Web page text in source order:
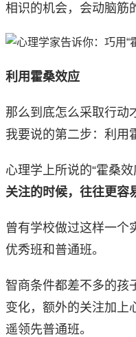
相识的机会，会动脑筋
利用霍桑效应
那么到底怎么采取行动
我要说的第二步：利用
心理学上所说的“霍桑效
关注的时候，往往更容
曾有学校做过这样一个
优秀班和普通班。
智商条件都差不多的孩
变化，额外的关注加上
遥领先普通班。